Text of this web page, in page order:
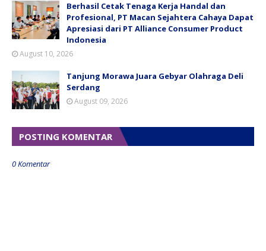
Berhasil Cetak Tenaga Kerja Handal dan
Profesional, PT Macan Sejahtera Cahaya Dapat
Apresiasi dari PT Alliance Consumer Product
Indonesia
August 10, 2026
Tanjung Morawa Juara Gebyar Olahraga Deli
Serdang
August 09, 2026
POSTING KOMENTAR
0 Komentar